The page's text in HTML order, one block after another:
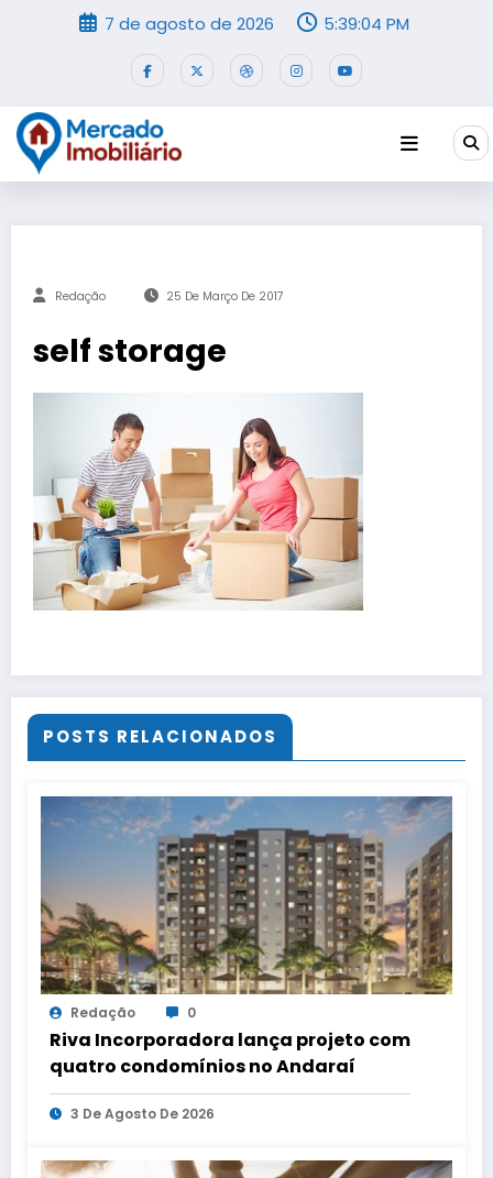
7 de agosto de 2026 5:39:04 PM
Redação 25 De Março De 2017
self storage
POSTS RELACIONADOS
Redação 0
Riva Incorporadora lança projeto com
quatro condomínios no Andaraí
3 De Agosto De 2026